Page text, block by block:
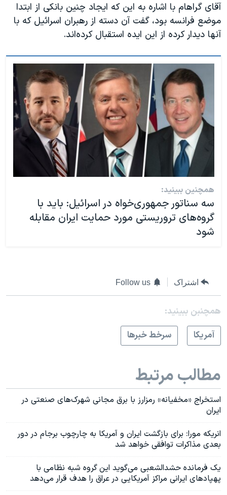
آقای گراهام با اشاره به این که ایجاد چنین بانکی از ابتدا
موضع فرانسه بود، گفت آن دسته از رهبران اسرائیل که با
آنها دیدار کرده از این ایده استقبال کرده‌اند.
همچنین ببینید:
سه سناتور جمهوری‌خواه در اسرائیل: باید با
گروه‌های تروریستی مورد حمایت ایران مقابله
شود
اشتراک Follow us
همچنبن ببینید:
آمريکا
سرخط خبرها
مطالب مرتبط
استخراج «مخفیانه» رمزارز با برق مجانی شهرک‌های صنعتی در
ایران
انریکه مورا: برای بازگشت ایران و آمریکا به چارچوب برجام در دور
بعدی مذاکرات توافقی خواهد شد
یک فرمانده حشدالشعبی می‌گوید این گروه شبه نظامی با
پهپادهای ایرانی مراکز آمریکایی در عراق را هدف قرار می‌دهد